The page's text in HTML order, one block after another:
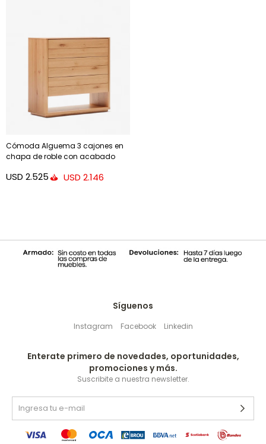
Cómoda Alguema 3 cajones en
chapa de roble con acabado
USD 2.525 USD 2.146
Síguenos
Instagram Facebook Linkedin
Enterate primero de novedades, oportunidades,
promociones y más.
Suscribite a nuestra newsletter.